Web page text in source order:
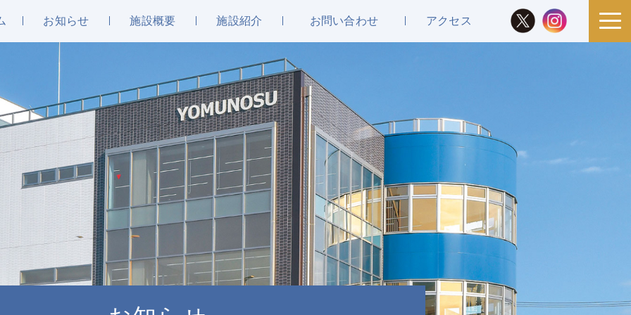
お知らせ 施設概要 施設紹介 お問い合わせ アクセス